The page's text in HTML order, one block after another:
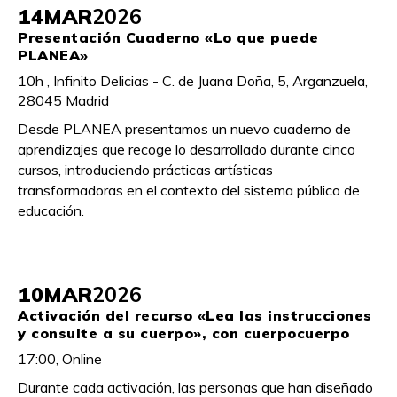
14MAR2026
Presentación Cuaderno «Lo que puede
PLANEA»
10h , Infinito Delicias - C. de Juana Doña, 5, Arganzuela,
28045 Madrid
Desde PLANEA presentamos un nuevo cuaderno de
aprendizajes que recoge lo desarrollado durante cinco
cursos, introduciendo prácticas artísticas
transformadoras en el contexto del sistema público de
educación.
10MAR2026
Activación del recurso «Lea las instrucciones
y consulte a su cuerpo», con cuerpocuerpo
17:00, Online
Durante cada activación, las personas que han diseñado